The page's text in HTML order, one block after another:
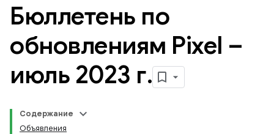
Бюллетень по
обновлениям Pixel –
июль 2023 г.
Содержание
Объявления